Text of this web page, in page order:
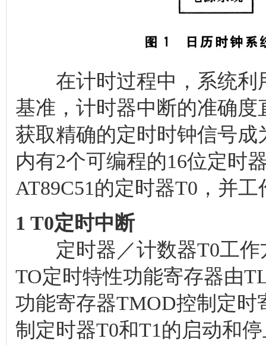
在计时过程中，系统利
基准，计时器中断的准确
获取精确的定时时钟信号成
内有2个可编程的16位定时
AT89C51的定时器T0，并
1 T0定时中断
定时器／计数器T0工作
TO定时特性功能寄存器由
功能寄存器TMOD控制定时
制定时器T0和T1的启动和